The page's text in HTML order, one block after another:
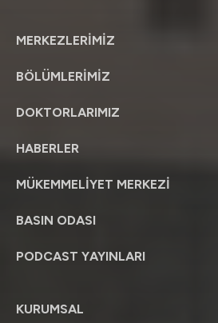
MERKEZLERİMİZ
BÖLÜMLERİMİZ
DOKTORLARIMIZ
HABERLER
MÜKEMMELİYET MERKEZİ
BASIN ODASI
PODCAST YAYINLARI
KURUMSAL